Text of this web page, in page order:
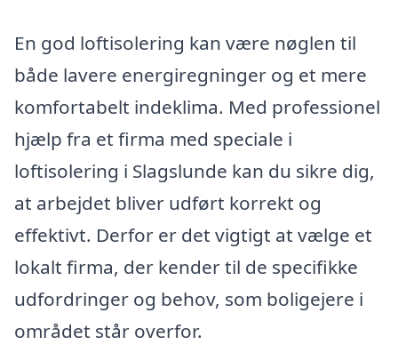
En god loftisolering kan være nøglen til
både lavere energiregninger og et mere
komfortabelt indeklima. Med professionel
hjælp fra et firma med speciale i
loftisolering i Slagslunde kan du sikre dig,
at arbejdet bliver udført korrekt og
effektivt. Derfor er det vigtigt at vælge et
lokalt firma, der kender til de specifikke
udfordringer og behov, som boligejere i
området står overfor.